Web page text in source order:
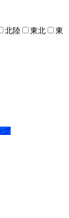
北陸 東北
東
グ